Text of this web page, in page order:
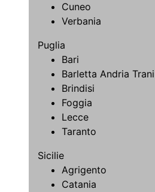
Cuneo
Verbania
Puglia
Bari
Barletta Andria Trani
Brindisi
Foggia
Lecce
Taranto
Sicilie
Agrigento
Catania